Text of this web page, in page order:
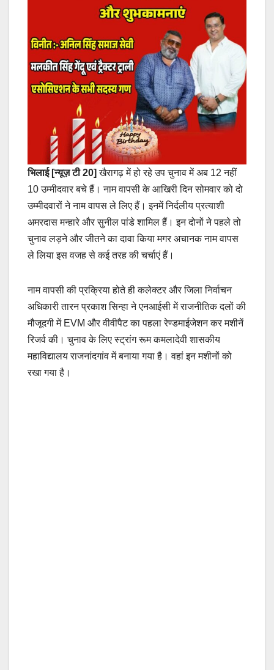
भिलाई [न्यूज़ टी 20]खैरागढ़ में हो रहे उप चुनाव में अब 12 नहीं
10 उम्मीदवार बचे हैं। नाम वापसी के आखिरी दिन सोमवार को दो
उम्मीदवारों ने नाम वापस ले लिए हैं। इनमें निर्दलीय प्रत्याशी
अमरदास मन्हारे और सुनील पांडे शामिल हैं। इन दोनों ने पहले तो
चुनाव लड़ने और जीतने का दावा किया मगर अचानक नाम वापस
ले लिया इस वजह से कई तरह की चर्चाएं हैं।
नाम वापसी की प्रक्रिया होते ही कलेक्टर और जिला निर्वाचन
अधिकारी तारन प्रकाश सिन्हा ने एनआईसी में राजनीतिक दलों की
मौजूदगी में EVM और वीवीपैट का पहला रेण्डमाईजेशन कर मशीनें
रिजर्व की। चुनाव के लिए स्ट्रांग रूम कमलादेवी शासकीय
महाविद्यालय राजनांदगांव में बनाया गया है। वहां इन मशीनों को
रखा गया है।